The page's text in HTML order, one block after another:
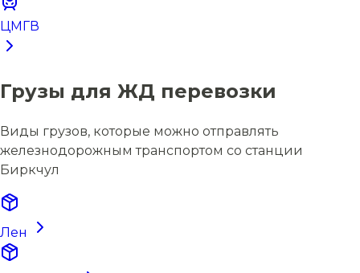
ЦМГВ
Грузы для ЖД перевозки
Виды грузов, которые можно отправлять
железнодорожным транспортом со станции
Биркчул
Лен